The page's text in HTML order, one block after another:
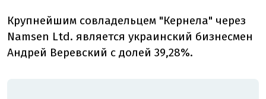
Крупнейшим совладельцем "Кернела" через
Namsen Ltd. является украинский бизнесмен
Андрей Веревский с долей 39,28%.